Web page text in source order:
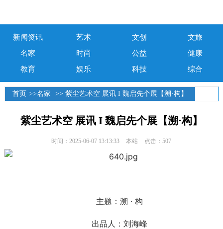
新闻资讯 艺术 文创
文旅
名家
时尚 公益
健康
教育
娱乐 科技 综合
首页 >>名家 >> 紫尘艺术空 展讯 I 魏启先个展【溯·构】
紫尘艺术空 展讯 I 魏启先个展【溯·构】
时间：2025-06-07 13:13:33 本站 点击：507
主题：溯 · 构
出品人：刘海峰